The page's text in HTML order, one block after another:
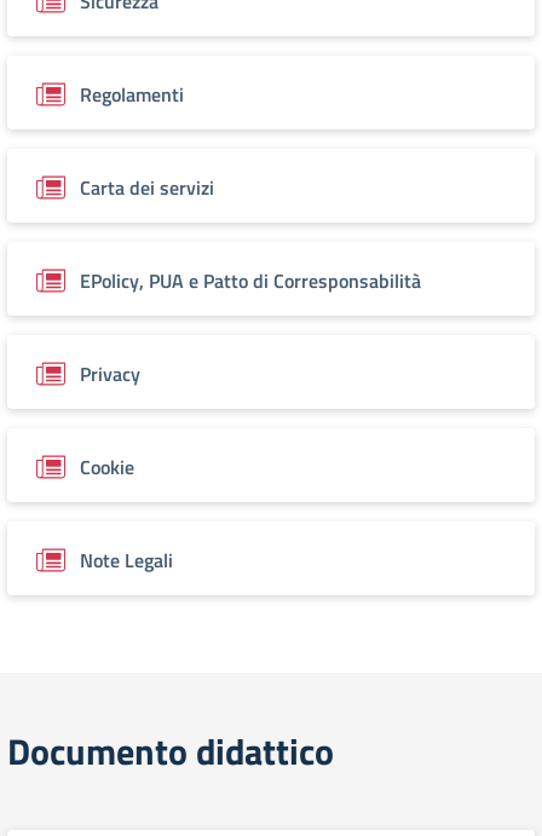
Regolamenti
Carta dei servizi
EPolicy, PUA e Patto di Corresponsabilità
Privacy
Cookie
Note Legali
Documento didattico